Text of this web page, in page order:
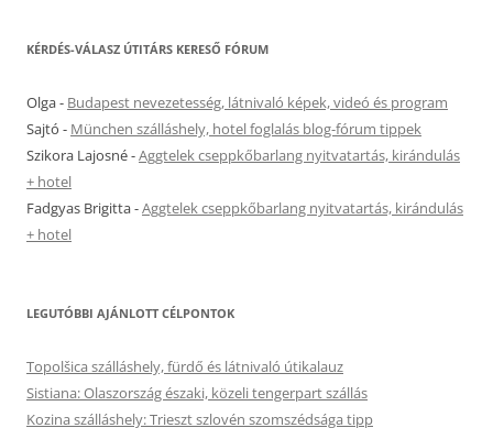
KÉRDÉS-VÁLASZ ÚTITÁRS KERESŐ FÓRUM
Olga- Budapest nevezetesség, látnivaló képek, videó és program
Sajtó - München szálláshely, hotel foglalás blog-fórum tippek
Szikora Lajosné-Aggtelek cseppkőbarlang nyitvatartás, kirándulás
+ hotel
Fadgyas Brigitta-Aggtelek cseppkőbarlang nyitvatartás, kirándulás
+ hotel
LEGUTÓBBI AJÁNLOTT CÉLPONTOK
Topolšica szálláshely, fürdő és látnivaló útikalauz
Sistiana: Olaszország északi, közeli tengerpart szállás
Kozina szálláshely: Trieszt szlovén szomszédsága tipp